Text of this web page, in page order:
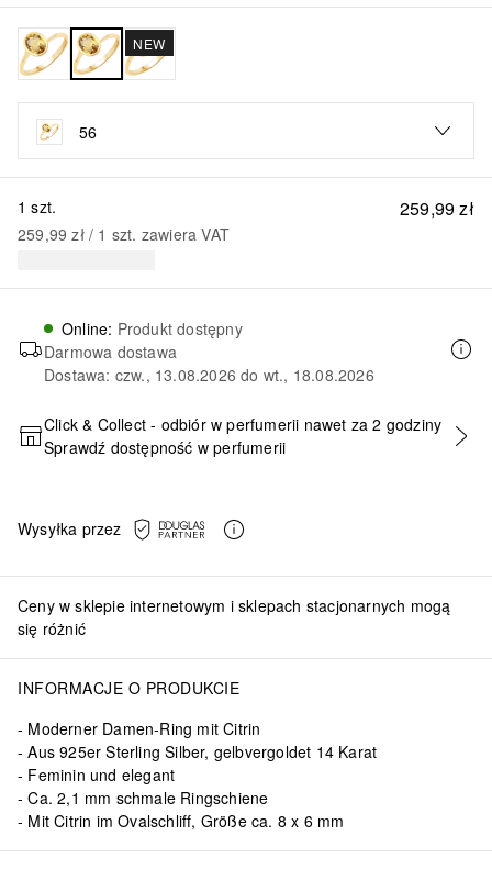
NEW
56
259,99 zł
1 szt.
259,99 zł / 1 szt. zawiera VAT
Online: Produkt dostępny
Darmowa dostawa
Dostawa: czw., 13.08.2026 do wt., 18.08.2026
DODAJ DO KOSZYKA
Click & Collect - odbiór w perfumerii nawet za 2 godziny
Sprawdź dostępność w perfumerii
Wysyłka przez
Ceny w sklepie internetowym i sklepach stacjonarnych mogą
się różnić
INFORMACJE O PRODUKCIE
Moderner Damen-Ring mit Citrin
Aus 925er Sterling Silber, gelbvergoldet 14 Karat
Feminin und elegant
Ca. 2,1 mm schmale Ringschiene
Mit Citrin im Ovalschliff, Größe ca. 8 x 6 mm